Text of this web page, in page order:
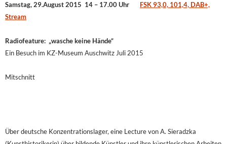
Samstag, 29.August 2015 14 – 17.00 Uhr FSK 93,0, 101,4, DAB+,
Stream
Radiofeature: „wasche keine Hände“
Ein Besuch im KZ-Museum Auschwitz Juli 2015
Mitschnitt
Über deutsche Konzentrationslager, eine Lecture von A. Sieradzka